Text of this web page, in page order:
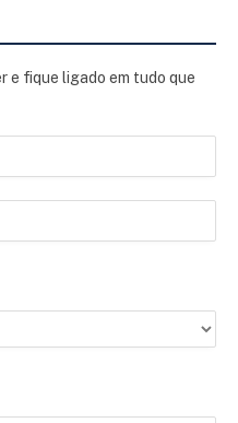
e fique ligado em tudo que